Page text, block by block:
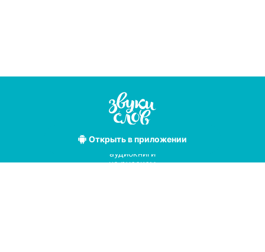
Открытьв приложении
Лучшие
аудиокниги
на русском